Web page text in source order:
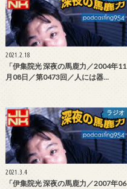
2021.2.18
「伊集院光 深夜の馬鹿力／2004年11
月08日／第0473回／人には器…
ラジオ
2021.3.4
「伊集院光 深夜の馬鹿力／2007年06